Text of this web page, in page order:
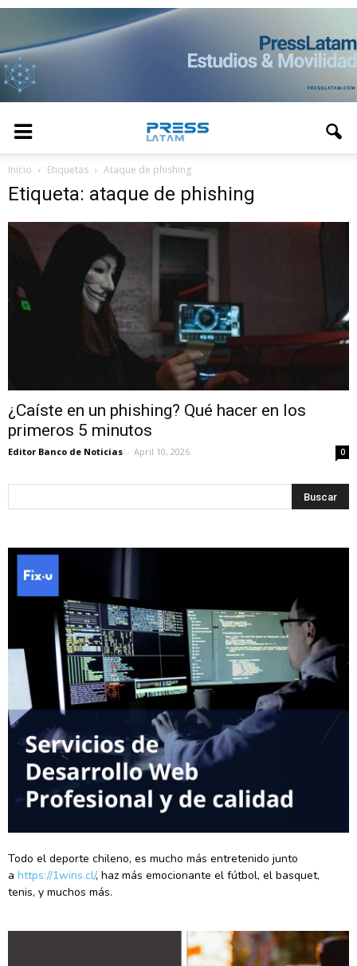
Inicio Etiquetas Ataque de phishing
Etiqueta: ataque de phishing
¿Caíste en un phishing? Qué hacer en los
primeros 5 minutos
Editor Banco de Noticias - April 10, 2026 0
Todo el deporte chileno, es mucho más entretenido junto
a https://1wins.cl/, haz más emocionante el fútbol, el basquet,
tenis, y muchos más.